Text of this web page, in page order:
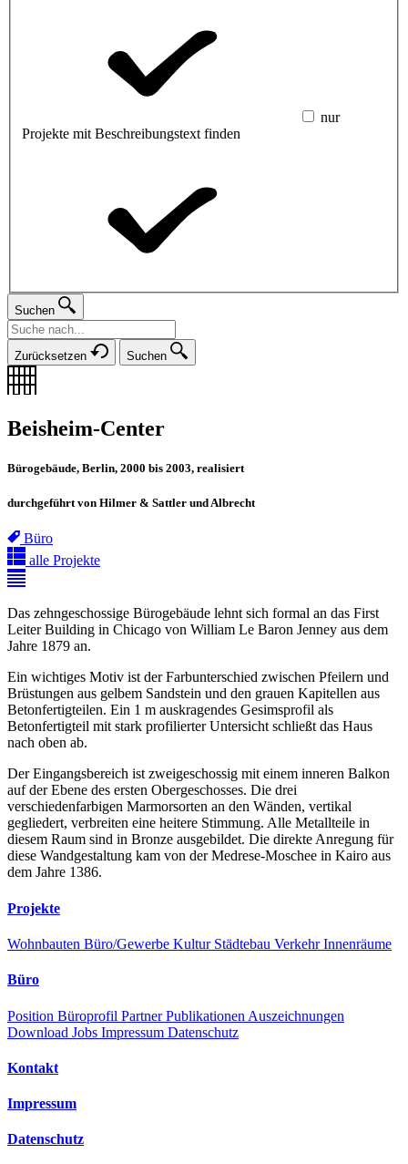
nur
Projekte mit Beschreibungstext finden
Suchen
Zurücksetzen Suchen
Beisheim-Center
Bürogebäude, Berlin, 2000 bis 2003, realisiert
durchgeführt von Hilmer & Sattler und Albrecht
Büro
alle Projekte
Das zehngeschossige Bürogebäude lehnt sich formal an das First
Leiter Building in Chicago von William Le Baron Jenney aus dem
Jahre 1879 an.
Ein wichtiges Motiv ist der Farbunterschied zwischen Pfeilern und
Brüstungen aus gelbem Sandstein und den grauen Kapitellen aus
Betonfertigteilen. Ein 1 m auskragendes Gesimsprofil als
Betonfertigteil mit stark profilierter Untersicht schließt das Haus
nach oben ab.
Der Eingangsbereich ist zweigeschossig mit einem inneren Balkon
auf der Ebene des ersten Obergeschosses. Die drei
verschiedenfarbigen Marmorsorten an den Wänden, vertikal
gegliedert, verbreiten eine heitere Stimmung. Alle Metallteile in
diesem Raum sind in Bronze ausgebildet. Die direkte Anregung für
diese Wandgestaltung kam von der Medrese-Moschee in Kairo aus
dem Jahre 1386.
Projekte
Wohnbauten Büro/Gewerbe Kultur Städtebau VerkehrInnenräume
Büro
Position Büroprofil PartnerPublikationen Auszeichnungen
Download Jobs Impressum Datenschutz
Kontakt
Impressum
Datenschutz